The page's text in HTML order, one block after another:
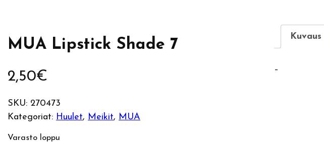
MUA Lipstick Shade 7
2,50€
SKU: 270473
Kategoriat: Huulet, Meikit, MUA
Varasto loppu
Kuvaus
–